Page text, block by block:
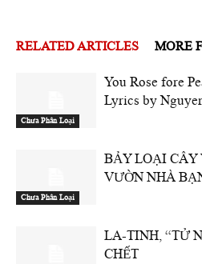
RELATED ARTICLES MORE
Chưa Phân Loại
You Rose fore
Lyrics by
Chưa Phân Loại
BẢY LOẠI CÂY
VƯỜN NHÀ
LA-TINH, “TỬ
CHẾT